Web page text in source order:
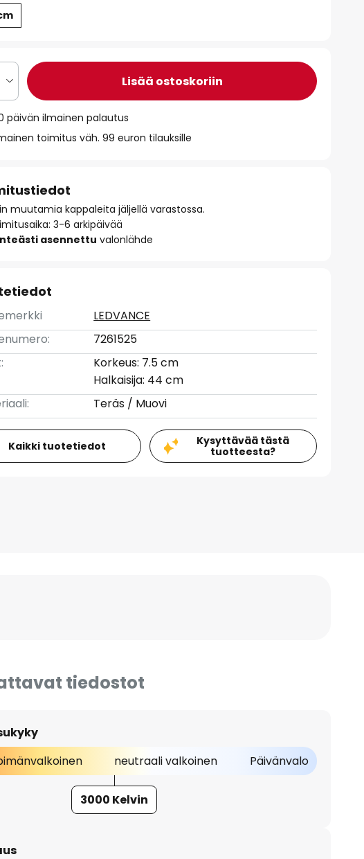
Lisää ostoskoriin
päivän ilmainen palautus
toimitus väh. 99 euron tilauksille
muutamia kappaleita jäljellä varastossa.
3-6 arkipäivää
asennettu valonlähde
LEDVANCE
7261525
Korkeus: 7.5 cm
Halkaisija: 44 cm
Teräs / Muovi
Kaikki tuotetiedot
Kysyttävää tästä
tuotteesta?
tiedostot
neutraali valkoinen Päivänvalo
3000 Kelvin